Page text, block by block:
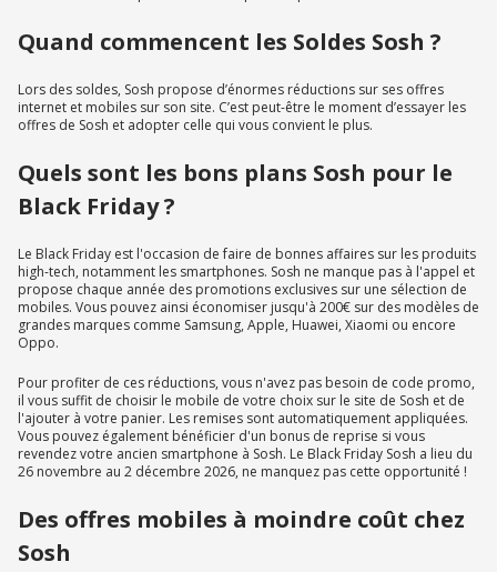
Quand commencent les Soldes Sosh ?
Lors des soldes, Sosh propose d’énormes réductions sur ses offres
internet et mobiles sur son site. C’est peut-être le moment d’essayer les
offres de Sosh et adopter celle qui vous convient le plus.
Quels sont les bons plans Sosh pour le
Black Friday ?
Le Black Friday est l'occasion de faire de bonnes affaires sur les produits
high-tech, notamment les smartphones. Sosh ne manque pas à l'appel et
propose chaque année des promotions exclusives sur une sélection de
mobiles. Vous pouvez ainsi économiser jusqu'à 200€ sur des modèles de
grandes marques comme Samsung, Apple, Huawei, Xiaomi ou encore
Oppo.
Pour profiter de ces réductions, vous n'avez pas besoin de code promo,
il vous suffit de choisir le mobile de votre choix sur le site de Sosh et de
l'ajouter à votre panier. Les remises sont automatiquement appliquées.
Vous pouvez également bénéficier d'un bonus de reprise si vous
revendez votre ancien smartphone à Sosh. Le Black Friday Sosh a lieu du
26 novembre au 2 décembre 2026, ne manquez pas cette opportunité !
Des offres mobiles à moindre coût chez
Sosh